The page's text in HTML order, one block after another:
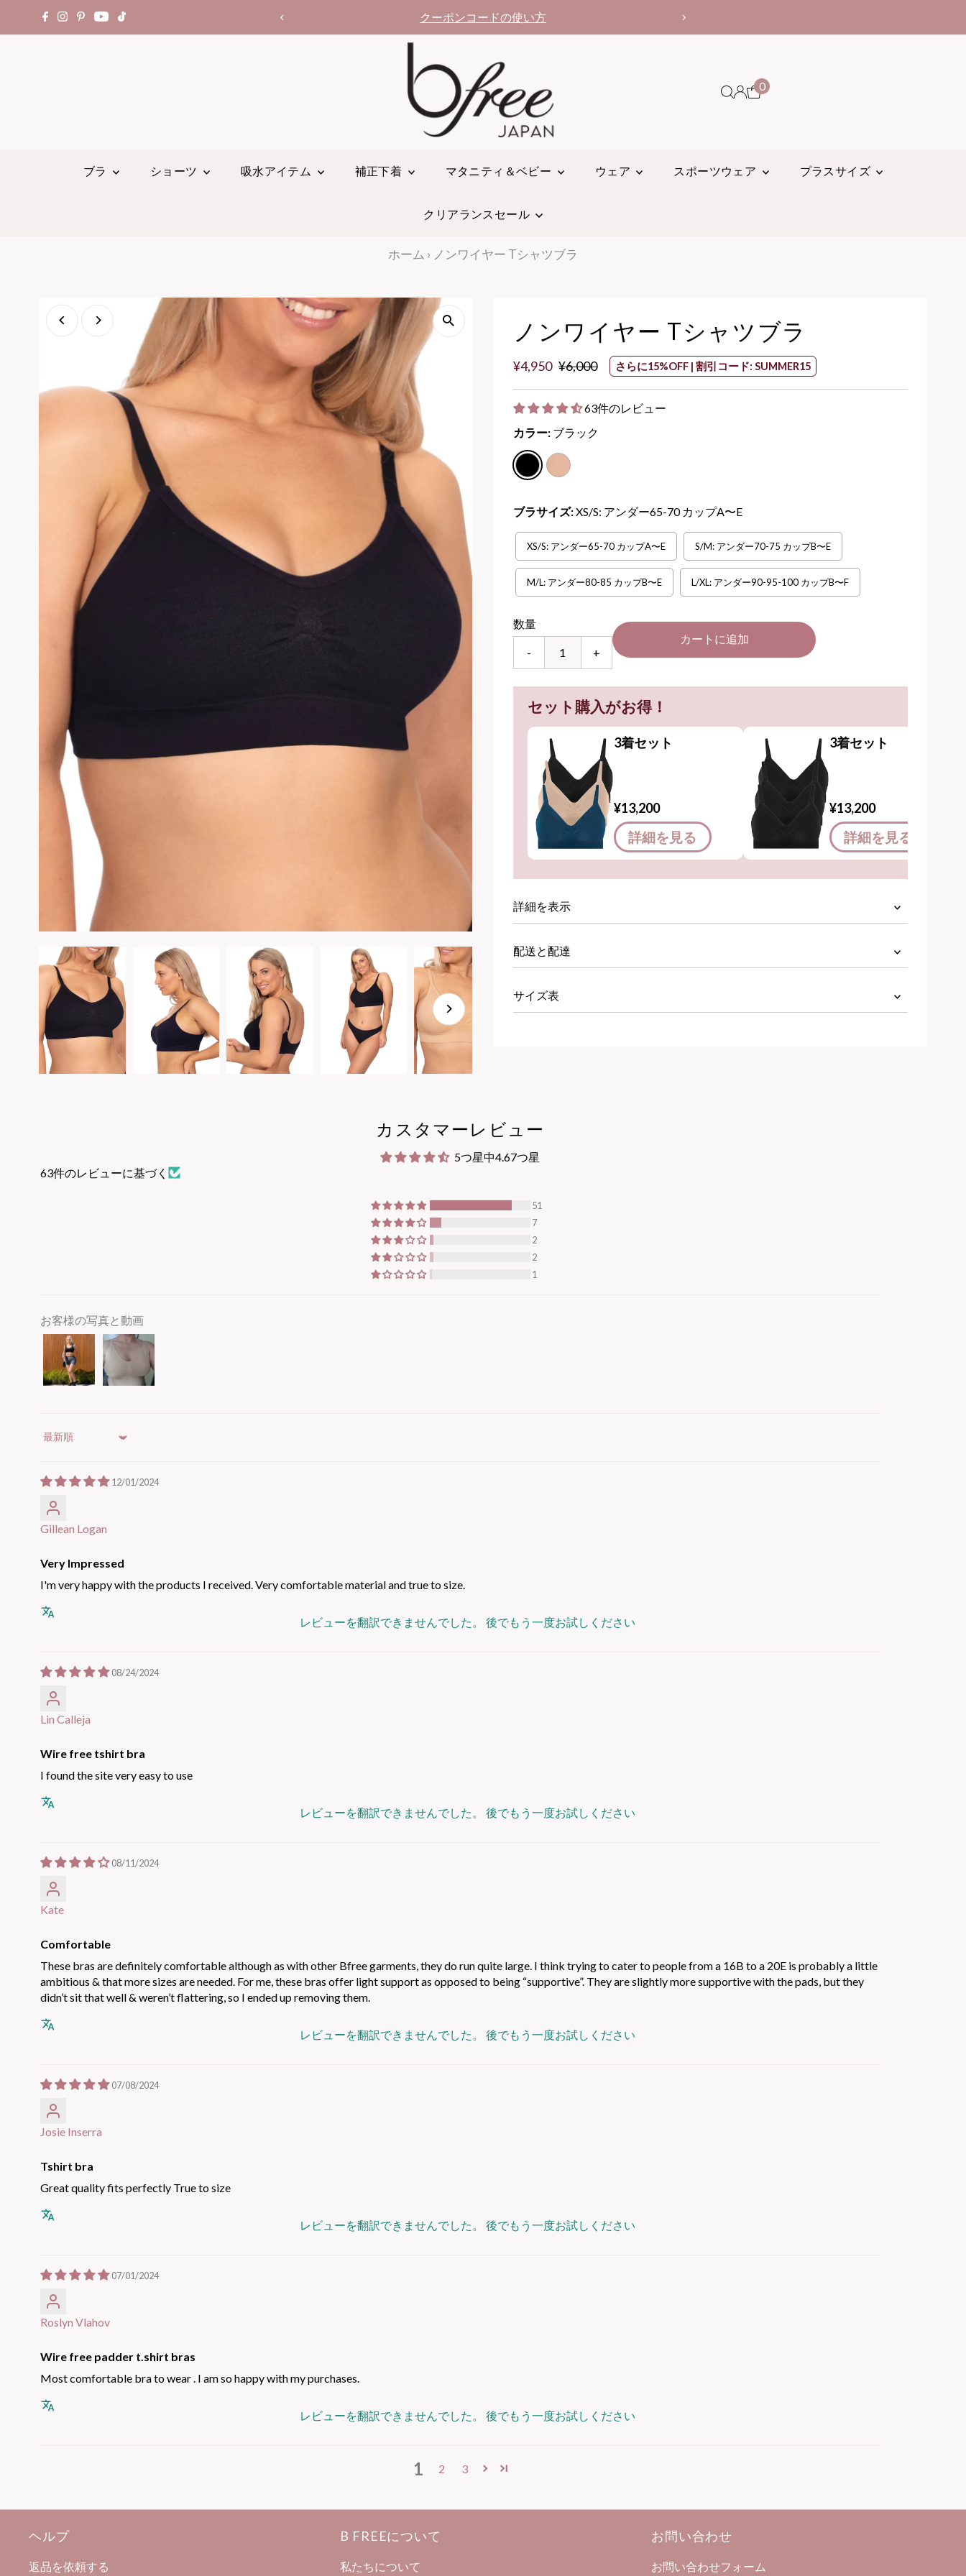
上お買い上げで送料無料！ クーポンコードの使い方
0
ブラ ショーツ 吸水アイテム 補正下着 マタニティ＆ベビー ウェア スポーツウェア プラスサイズ
クリアランスセール
ホーム › ノンワイヤー Tシャツブラ
ノンワイヤー Tシャツブラ
セ
ル
価
格
¥4,950 通
価
格
¥6,000 さらに15%OFF | 割引コード: SUMMER15
63件のレビュー
カラー: ブラック
ブラサイズ:XS/S: アンダー65-70 カップA〜E
XS/S: アンダー65-70 カップA〜E S/M: アンダー70-75 カップB〜E
M/L: アンダー80-85 カップB〜E L/XL: アンダー90-95-100 カップB〜F
数量
- +
セット購入がお得！
3着セット
¥13,200
詳細を見る
3着セット
¥13,200
詳細を見る
詳細を表示
配送と配達
サイズ表
カスタマーレビュー
5つ星中4.67つ星
63件のレビューに基づく
51
7
2
2
1
お客様の写真と動画
Sort by
12/01/2024
Gillean Logan
Very Impressed
I'm very happy with the products I received. Very comfortable material and true to size.
レビューを翻訳できませんでした。 後でもう一度お試しください
08/24/2024
Lin Calleja
Wire free tshirt bra
I found the site very easy to use
レビューを翻訳できませんでした。 後でもう一度お試しください
08/11/2024
Kate
Comfortable
These bras are definitely comfortable although as with other Bfree garments, they do run quite large. I think trying to cater to people from a 16B to a 20E is probably a little
ambitious & that more sizes are needed. For me, these bras offer light support as opposed to being “supportive”. They are slightly more supportive with the pads, but they
didn’t sit that well & weren’t flattering, so I ended up removing them.
レビューを翻訳できませんでした。 後でもう一度お試しください
07/08/2024
Josie Inserra
Tshirt bra
Great quality fits perfectly True to size
レビューを翻訳できませんでした。 後でもう一度お試しください
07/01/2024
Roslyn Vlahov
Wire free padder t.shirt bras
Most comfortable bra to wear . I am so happy with my purchases.
レビューを翻訳できませんでした。 後でもう一度お試しください
1 2 3
ヘルプ
返品を依頼する
B FREEについて
私たちについて
お問い合わせ
お問い合わせフォーム